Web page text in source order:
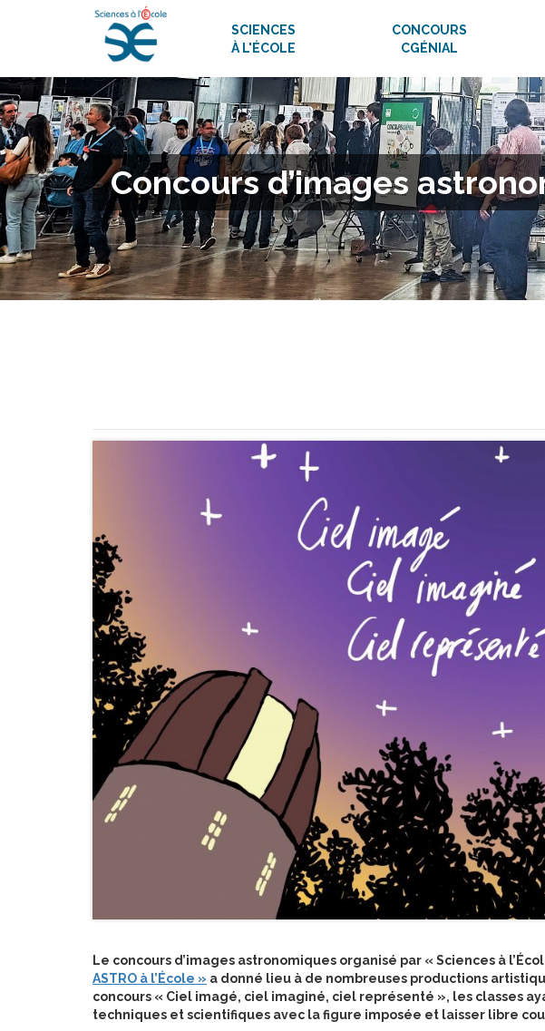
SCIENCES
À L'ÉCOLE
CONCOURS
CGÉNIAL
Concours d’images
Le concours d’images astronomiques organisé par « Sciences à
ASTRO à l’École » a donné lieu à de nombreuses productions
concours « Ciel imagé, ciel imaginé, ciel représenté », les classes
techniques et scientifiques avec la figure imposée et laisser libre